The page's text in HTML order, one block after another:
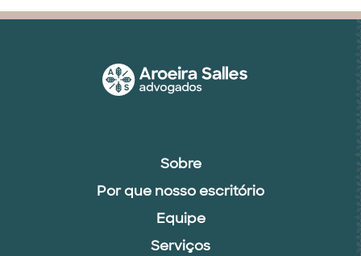
Sobre
Por que nosso escritório
Equipe
Serviços